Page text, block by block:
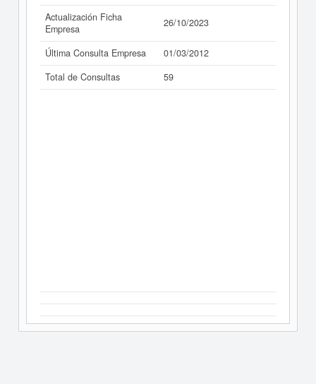
Actualización Ficha
Empresa
26/10/2023
Última Consulta Empresa
01/03/2012
Total de Consultas
59